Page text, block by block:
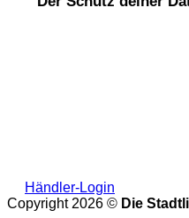
Händler-Login
Copyright 2026 © Die